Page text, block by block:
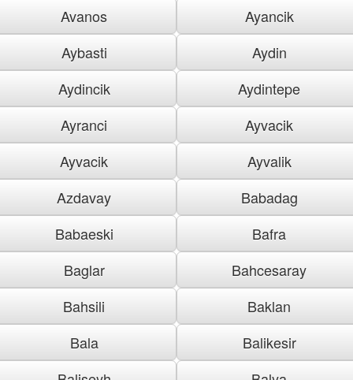
Avanos
Ayancik
Aybasti
Aydin
Aydincik
Aydintepe
Ayranci
Ayvacik
Ayvacik
Ayvalik
Azdavay
Babadag
Babaeski
Bafra
Baglar
Bahcesaray
Bahsili
Baklan
Bala
Balikesir